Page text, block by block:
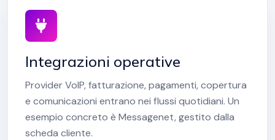
Integrazioni operative
Provider VoIP, fatturazione, pagamenti, copertura
e comunicazioni entrano nei flussi quotidiani. Un
esempio concreto è Messagenet, gestito dalla
scheda cliente.